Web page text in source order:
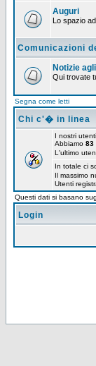
Auguri
Lo spazio
Comunicazioni
Notizie
Qui trovate
Segna come letti
Chi c'� in linea
I nostri
Abbiamo 83
L'ultimo
In totale ci
Il massimo
Utenti
Questi dati si basano
Login